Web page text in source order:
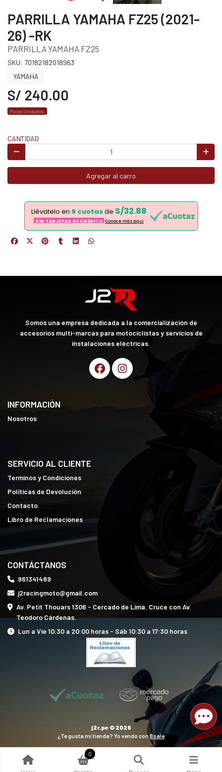
PARRILLA YAMAHA FZ25 (2021-
26) -RK
PARRILLA YAMAHA FZ25
SKU: 70182182018963
YAMAHA
S/ 240.00
Pocas Unidades.
CANTIDAD
Agregar al carro
Llévatelo en 9 cuotas de S/32.88
SIN TARJETAS DE CRÉDITO Conoce más aqui
Somos una empresa dedicada a la comercialización de
accesorios multi-marcas para motociclistas y servicios de
instalaciones eléctricas.
INFORMACIÓN
Nosotros
SERVICIO AL CLIENTE
Terminos y Condiciones
Políticas de Devolución
Contacto
Libro de Reclamaciones
CONTÁCTANOS
961341489
j2racingmoto@gmail.com
Av. Petit Thouars 1306 - Cercado de Lima. Cruce con Av.
Teodoro Cárdenas.
Lun a Vie 10:30 a 20:00 horas - Sáb 10:30 a 17:30 horas
j2r.pe © 2026
¿Te gusta mi tienda? Yo vendo conBsale
0